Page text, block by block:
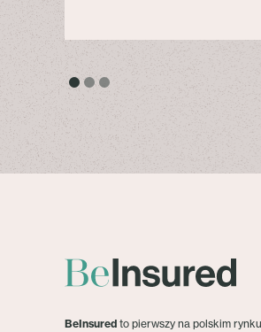
BeInsured to pierwszy na polskim